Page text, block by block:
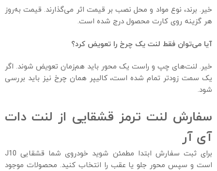
خیر. برند، نوع مواد و محل نصب بر قیمت اثر می‌گذارند. قیمت به‌روز
هر گزینه روی کارت محصول درج شده است.
آیا می‌توان فقط لنت یک چرخ را تعویض کرد؟
خیر. لنت‌های چپ و راست یک محور باید هم‌زمان تعویض شوند. اگر
یک سمت زودتر تمام شده است، کالیپر همان چرخ نیز باید بررسی
شود.
سفارش لنت ترمز قشقایی از لنت دات
آی‌ آر
برای ثبت سفارش ابتدا مطمئن شوید خودروی شما قشقایی J10
است و سپس محور جلو یا عقب را انتخاب کنید. محصولات موجود